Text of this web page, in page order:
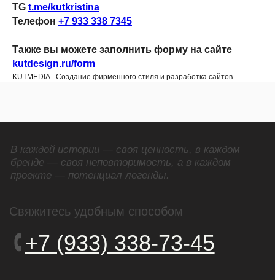
TG t.me/kutkristina
Телефон +7 933 338 7345
Также вы можете заполнить форму на сайте
kutdesign.ru/form
KUTMEDIA - Создание фирменного стиля и разработка сайтов